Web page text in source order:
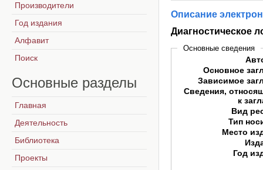
Описание
Диагностическое
Основные сведения
Основное
Зависимое
Сведения,
к
Вид
Тип
Место
Год
Производители
Год издания
Алфавит
Поиск
Основные разделы
Главная
Деятельность
Библиотека
Проекты